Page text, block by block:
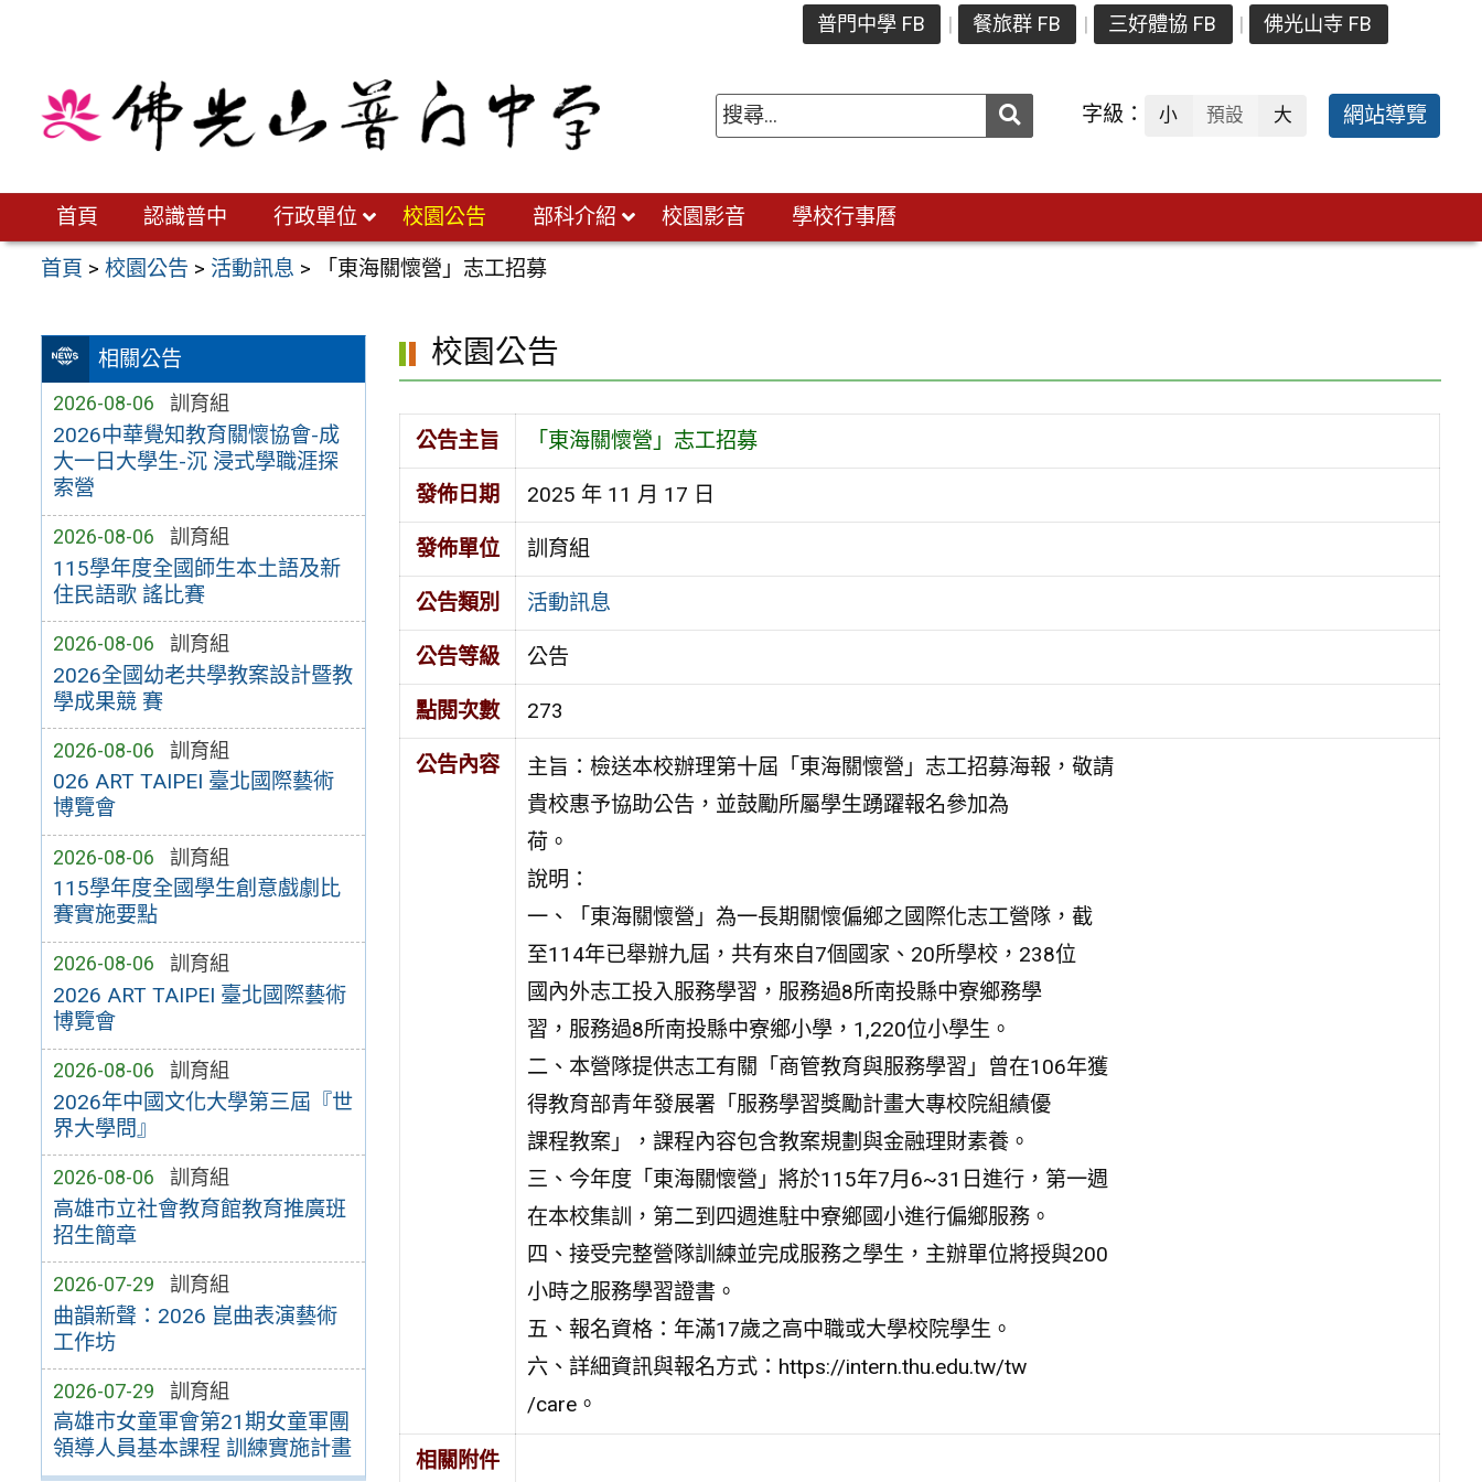
普門中學 FB 餐旅群 FB 三好體協 FB 佛光山寺 FB
送出 字級： 小 預設 大 網站導覽
首頁 認識普中 行政單位 校園公告 部科介紹 校園影音 學校行事曆
首頁 >校園公告 > 活動訊息 > 「東海關懷營」志工招募
相關公告
2026-08-06 訓育組
2026中華覺知教育關懷協會-成
大一日大學生-沉 浸式學職涯探
索營
2026-08-06 訓育組
115學年度全國師生本土語及新
住民語歌 謠比賽
2026-08-06 訓育組
2026全國幼老共學教案設計暨教
學成果競 賽
2026-08-06 訓育組
026 ART TAIPEI 臺北國際藝術
博覽會
2026-08-06 訓育組
115學年度全國學生創意戲劇比
賽實施要點
2026-08-06 訓育組
2026 ART TAIPEI 臺北國際藝術
博覽會
2026-08-06 訓育組
2026年中國文化大學第三屆『世
界大學問』
2026-08-06 訓育組
高雄市立社會教育館教育推廣班
招生簡章
2026-07-29 訓育組
曲韻新聲：2026 崑曲表演藝術
工作坊
2026-07-29 訓育組
高雄市女童軍會第21期女童軍團
領導人員基本課程 訓練實施計畫
校園公告
公告主旨 「東海關懷營」志工招募
發佈日期 2025 年 11 月 17 日
發佈單位 訓育組
公告類別 活動訊息
公告等級 公告
點閱次數 273
公告內容
主旨：檢送本校辦理第十屆「東海關懷營」志工招募海報，敬請
貴校惠予協助公告，並鼓勵所屬學生踴躍報名參加為
荷。
說明：
一、「東海關懷營」為一長期關懷偏鄉之國際化志工營隊，截
至114年已舉辦九屆，共有來自7個國家、20所學校，238位
國內外志工投入服務學習，服務過8所南投縣中寮鄉務學
習，服務過8所南投縣中寮鄉小學，1,220位小學生。
二、本營隊提供志工有關「商管教育與服務學習」曾在106年獲
得教育部青年發展署「服務學習獎勵計畫大專校院組績優
課程教案」，課程內容包含教案規劃與金融理財素養。
三、今年度「東海關懷營」將於115年7月6~31日進行，第一週
在本校集訓，第二到四週進駐中寮鄉國小進行偏鄉服務。
四、接受完整營隊訓練並完成服務之學生，主辦單位將授與200
小時之服務學習證書。
五、報名資格：年滿17歲之高中職或大學校院學生。
六、詳細資訊與報名方式：https://intern.thu.edu.tw/tw
/care。
相關附件